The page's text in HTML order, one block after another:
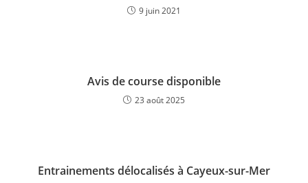
9 juin 2021
Avis de course disponible
23 août 2025
Entrainements délocalisés à Cayeux-sur-Mer